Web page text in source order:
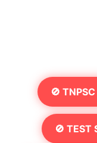
🚫
🚫 TEST